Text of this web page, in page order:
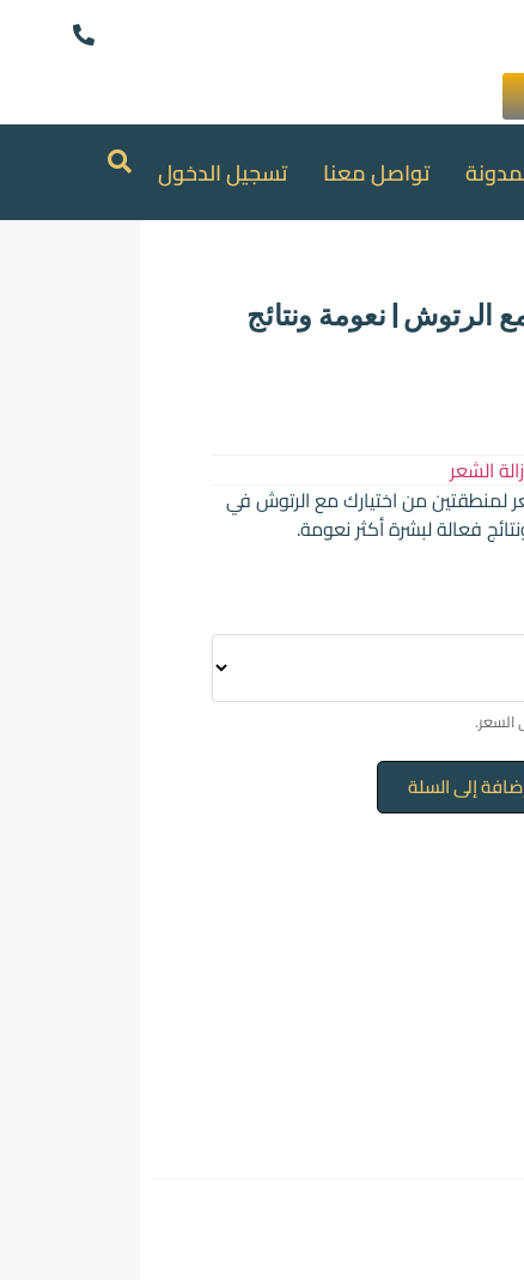
تواصل معنا تسجيل الدخول
الرتوش | نعومة ونتائج
الشعر
لمنطقتين من اختيارك مع الرتوش في
فعالة لبشرة أكثر نعومة.
إلى السلة